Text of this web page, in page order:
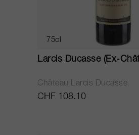
75cl
Larcis Ducasse (Ex-
Château Larcis Ducasse
CHF 108.10